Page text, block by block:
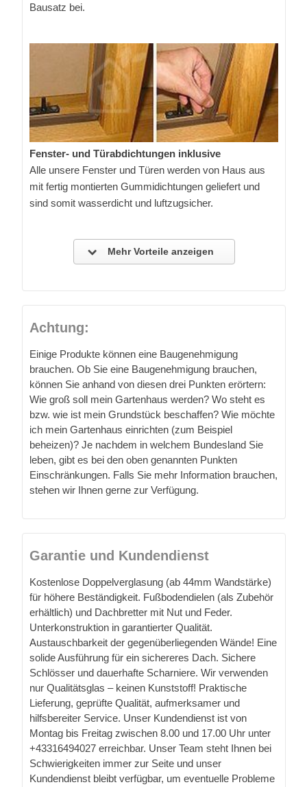
Bausatz bei.
Fenster- und Türabdichtungen inklusive
Alle unsere Fenster und Türen werden von Haus aus
mit fertig montierten Gummidichtungen geliefert und
sind somit wasserdicht und luftzugsicher.
Mehr Vorteile anzeigen
Achtung:
Einige Produkte können eine Baugenehmigung
brauchen. Ob Sie eine Baugenehmigung brauchen,
können Sie anhand von diesen drei Punkten erörtern:
Wie groß soll mein Gartenhaus werden? Wo steht es
bzw. wie ist mein Grundstück beschaffen? Wie möchte
ich mein Gartenhaus einrichten (zum Beispiel
beheizen)? Je nachdem in welchem Bundesland Sie
leben, gibt es bei den oben genannten Punkten
Einschränkungen. Falls Sie mehr Information brauchen,
stehen wir Ihnen gerne zur Verfügung.
Garantie und Kundendienst
Kostenlose Doppelverglasung (ab 44mm Wandstärke)
für höhere Beständigkeit. Fußbodendielen (als Zubehör
erhältlich) und Dachbretter mit Nut und Feder.
Unterkonstruktion in garantierter Qualität.
Austauschbarkeit der gegenüberliegenden Wände! Eine
solide Ausführung für ein sichereres Dach. Sichere
Schlösser und dauerhafte Scharniere. Wir verwenden
nur Qualitätsglas – keinen Kunststoff! Praktische
Lieferung, geprüfte Qualität, aufmerksamer und
hilfsbereiter Service. Unser Kundendienst ist von
Montag bis Freitag zwischen 8.00 und 17.00 Uhr unter
+43316494027 erreichbar. Unser Team steht Ihnen bei
Schwierigkeiten immer zur Seite und unser
Kundendienst bleibt verfügbar, um eventuelle Probleme